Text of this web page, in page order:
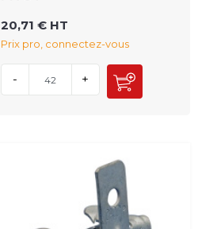
20,71 € HT
Prix pro, connectez-vous
- +